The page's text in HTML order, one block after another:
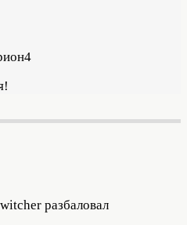
разбаловал